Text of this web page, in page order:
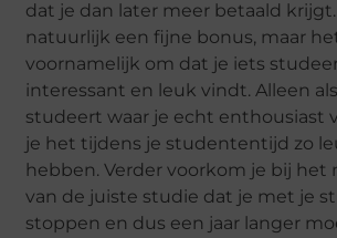
dat je dan later meer betaald
natuurlijk een fijne bonus, maar
voornamelijk om dat je iets
interessant en leuk vindt. Alleen
studeert waar je echt enthousiast
je het tijdens je studententijd zo
hebben. Verder voorkom je bij het
van de juiste studie dat je met je
stoppen en dus een jaar langer